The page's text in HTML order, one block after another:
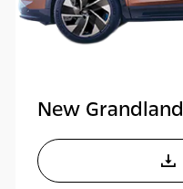
New Grandland